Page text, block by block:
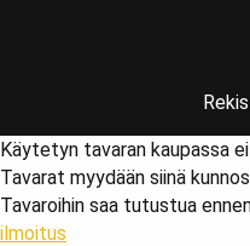
Käytetyn tavaran kaupassa
Tavarat myydään siinä
Tavaroihin saa tutustua
ilmoitus